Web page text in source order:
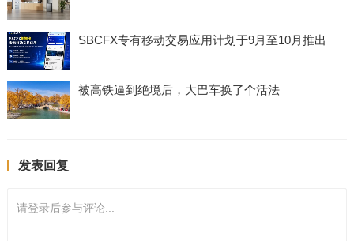
SBCFX专有移动交易应用计划于9月至10月推出
被高铁逼到绝境后，大巴车换了个活法
发表回复
请登录后参与评论...